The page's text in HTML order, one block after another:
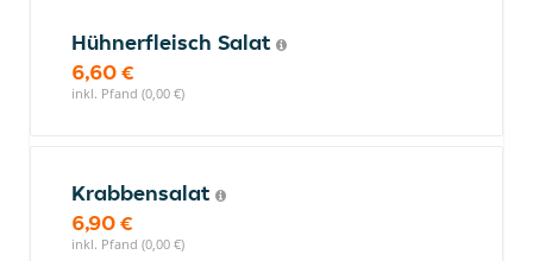
Hühnerfleisch Salat
6,60 €
inkl. Pfand (0,00 €)
Krabbensalat
6,90 €
inkl. Pfand (0,00 €)